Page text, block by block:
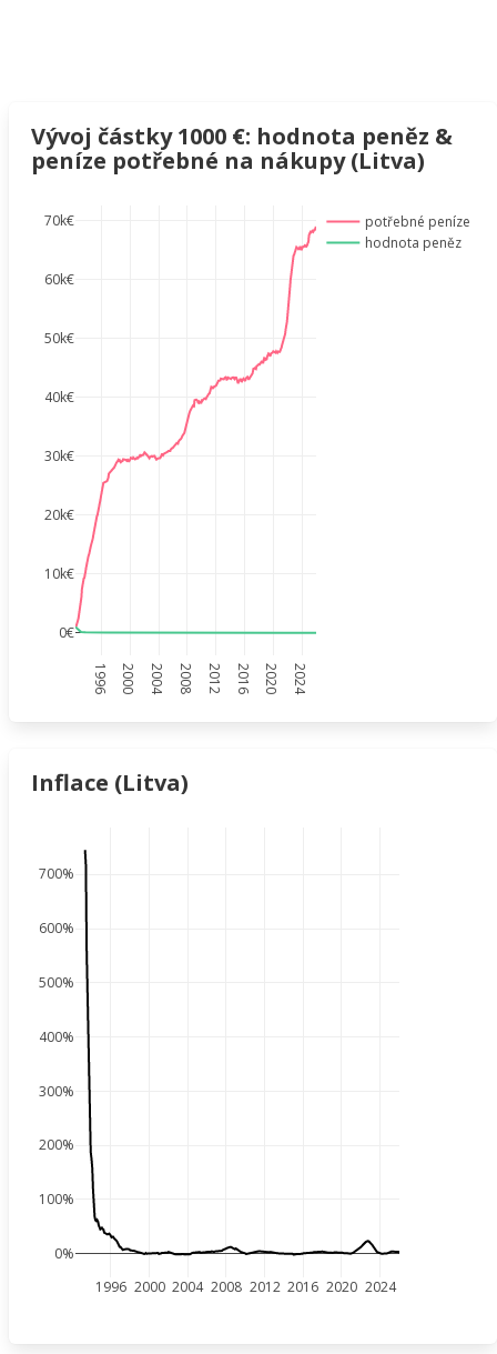
Vývoj částky 1000 €: hodnota peněz &
peníze potřebné na nákupy (Litva)
1996 2000 2004 2008 2012 2016 2020 2024
0€
10k€
20k€
30k€
40k€
50k€
60k€
70k€
potřebné peníze
hodnota peněz
Inflace (Litva)
1996 2000 2004 2008 2012 2016 2020 2024
0%
100%
200%
300%
400%
500%
600%
700%